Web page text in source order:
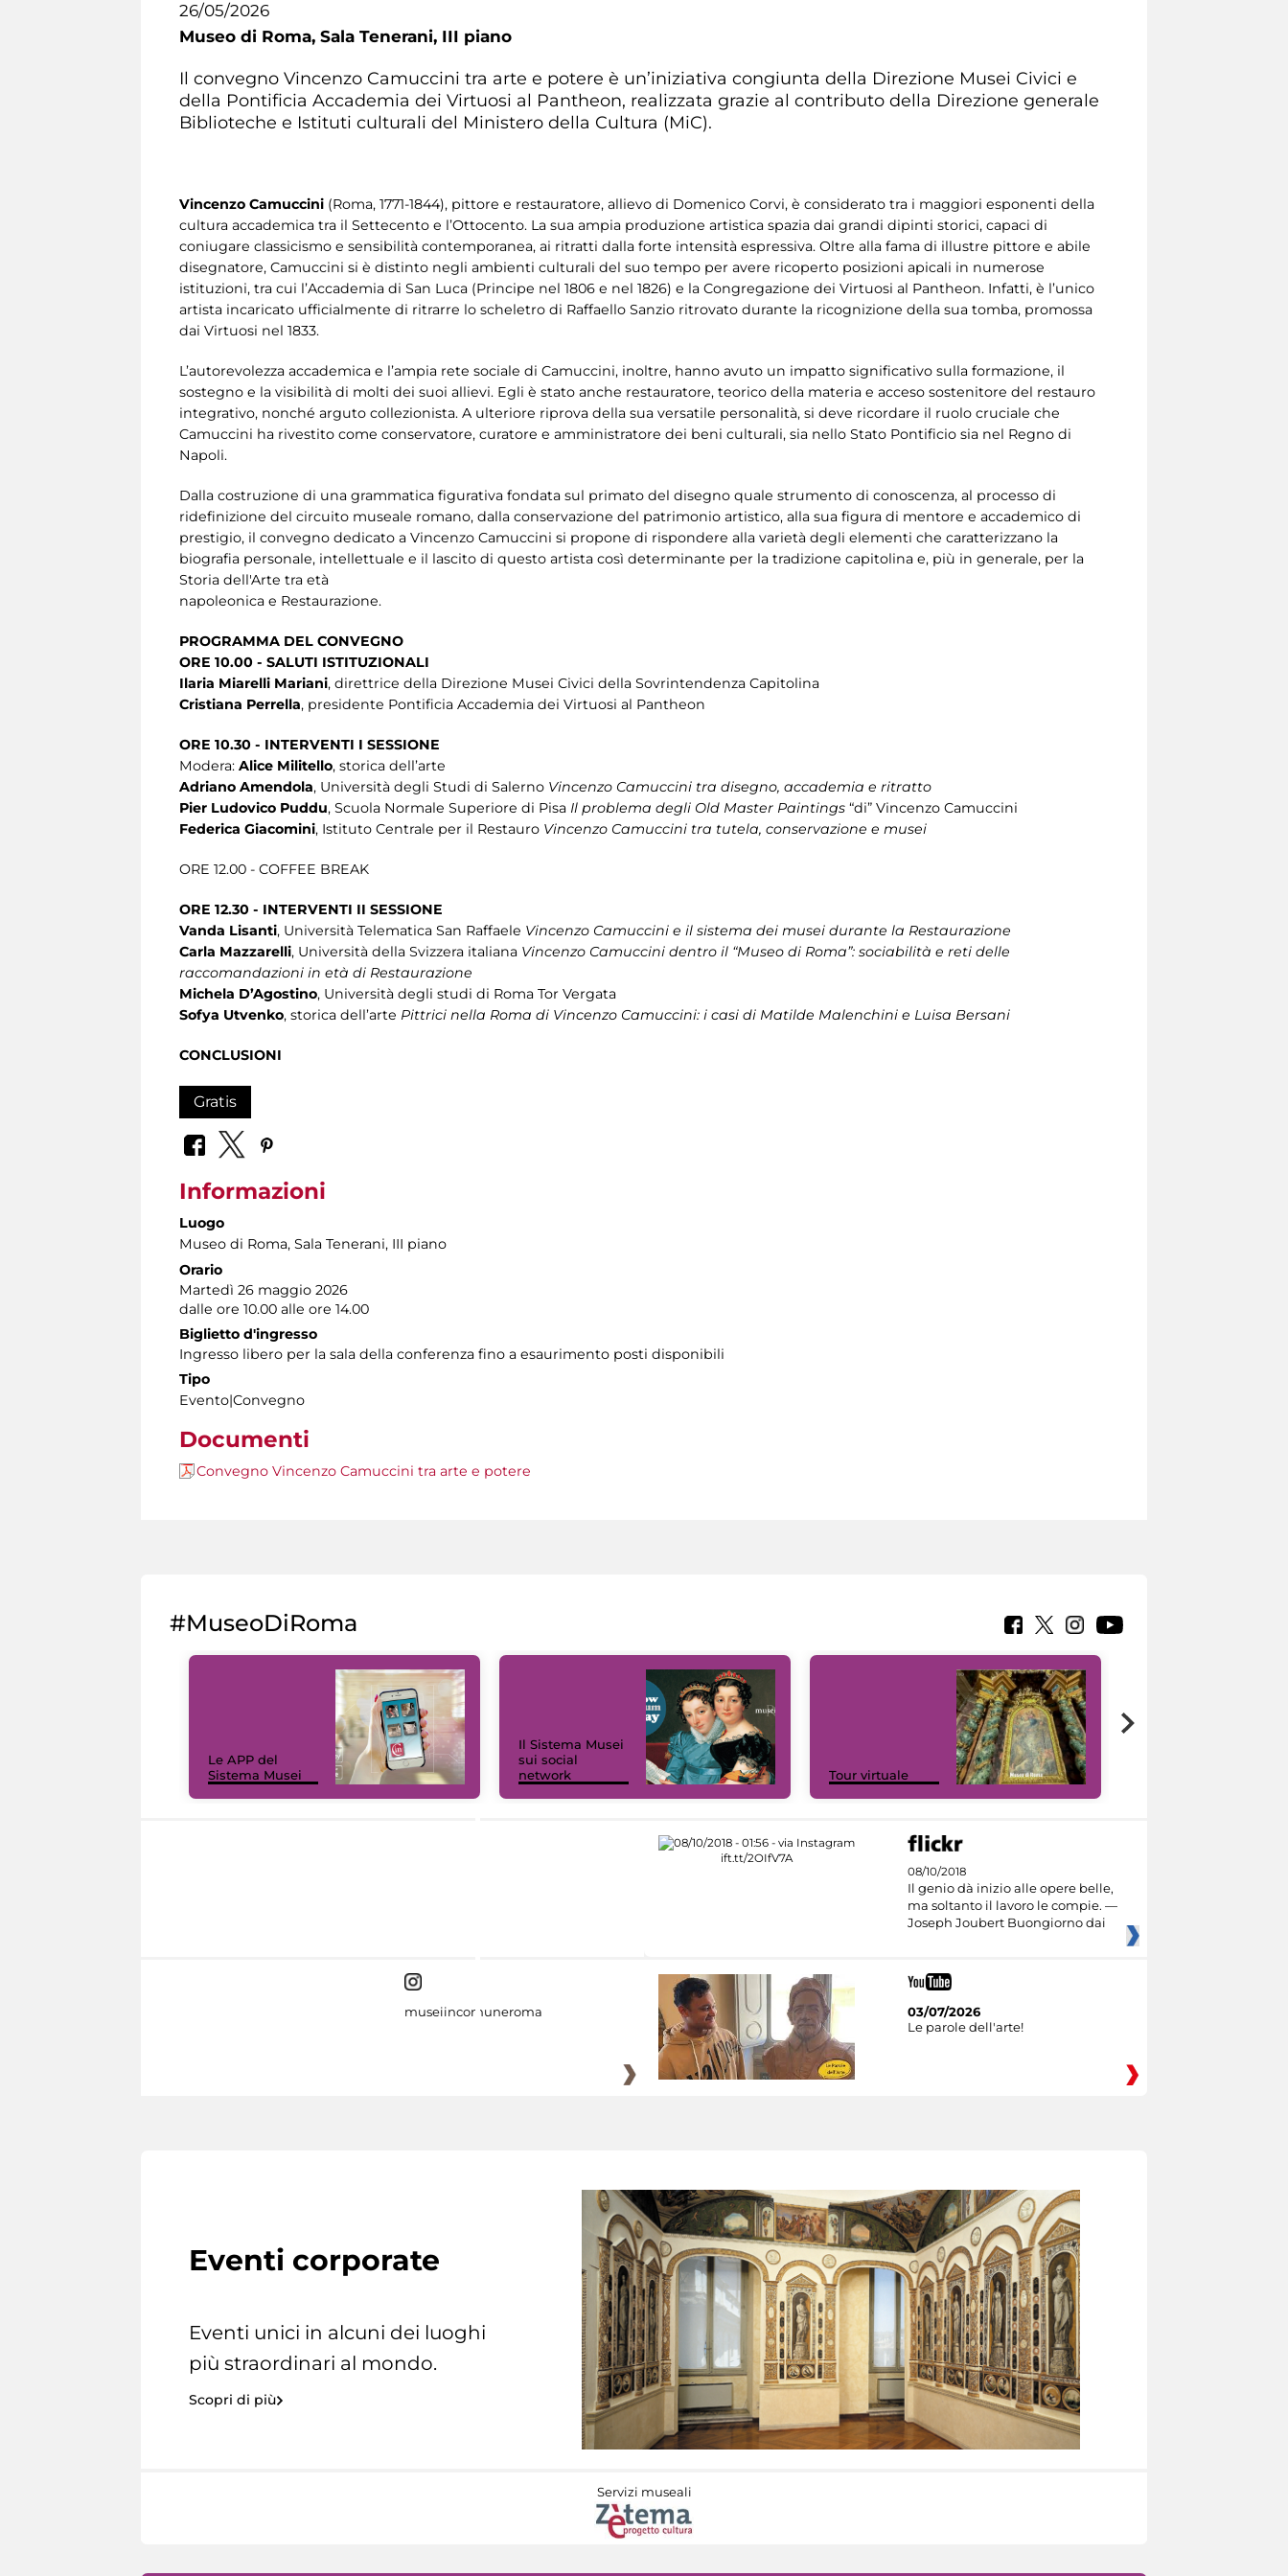
26/05/2026
Museo di Roma, Sala Tenerani, III piano
Il convegno Vincenzo Camuccini tra arte e potere è un’iniziativa congiunta della Direzione Musei Civici e
della Pontificia Accademia dei Virtuosi al Pantheon, realizzata grazie al contributo della Direzione generale
Biblioteche e Istituti culturali del Ministero della Cultura (MiC).
Vincenzo Camuccini (Roma, 1771-1844), pittore e restauratore, allievo di Domenico Corvi, è considerato tra i maggiori esponenti della
cultura accademica tra il Settecento e l’Ottocento. La sua ampia produzione artistica spazia dai grandi dipinti storici, capaci di
coniugare classicismo e sensibilità contemporanea, ai ritratti dalla forte intensità espressiva. Oltre alla fama di illustre pittore e abile
disegnatore, Camuccini si è distinto negli ambienti culturali del suo tempo per avere ricoperto posizioni apicali in numerose
istituzioni, tra cui l’Accademia di San Luca (Principe nel 1806 e nel 1826) e la Congregazione dei Virtuosi al Pantheon. Infatti, è l’unico
artista incaricato ufficialmente di ritrarre lo scheletro di Raffaello Sanzio ritrovato durante la ricognizione della sua tomba, promossa
dai Virtuosi nel 1833.
L’autorevolezza accademica e l’ampia rete sociale di Camuccini, inoltre, hanno avuto un impatto significativo sulla formazione, il
sostegno e la visibilità di molti dei suoi allievi. Egli è stato anche restauratore, teorico della materia e acceso sostenitore del restauro
integrativo, nonché arguto collezionista. A ulteriore riprova della sua versatile personalità, si deve ricordare il ruolo cruciale che
Camuccini ha rivestito come conservatore, curatore e amministratore dei beni culturali, sia nello Stato Pontificio sia nel Regno di
Napoli.
Dalla costruzione di una grammatica figurativa fondata sul primato del disegno quale strumento di conoscenza, al processo di
ridefinizione del circuito museale romano, dalla conservazione del patrimonio artistico, alla sua figura di mentore e accademico di
prestigio, il convegno dedicato a Vincenzo Camuccini si propone di rispondere alla varietà degli elementi che caratterizzano la
biografia personale, intellettuale e il lascito di questo artista così determinante per la tradizione capitolina e, più in generale, per la
Storia dell'Arte tra età
napoleonica e Restaurazione.
PROGRAMMA DEL CONVEGNO
ORE 10.00 - SALUTI ISTITUZIONALI
Ilaria Miarelli Mariani, direttrice della Direzione Musei Civici della Sovrintendenza Capitolina
Cristiana Perrella, presidente Pontificia Accademia dei Virtuosi al Pantheon
ORE 10.30 - INTERVENTI I SESSIONE
Modera: Alice Militello, storica dell’arte
Adriano Amendola, Università degli Studi di Salerno Vincenzo Camuccini tra disegno, accademia e ritratto
Pier Ludovico Puddu, Scuola Normale Superiore di Pisa Il problema degli Old Master Paintings “di” Vincenzo Camuccini
Federica Giacomini, Istituto Centrale per il Restauro Vincenzo Camuccini tra tutela, conservazione e musei
ORE 12.00 - COFFEE BREAK
ORE 12.30 - INTERVENTI II SESSIONE
Vanda Lisanti, Università Telematica San Raffaele Vincenzo Camuccini e il sistema dei musei durante la Restaurazione
Carla Mazzarelli, Università della Svizzera italiana Vincenzo Camuccini dentro il “Museo di Roma”: sociabilità e reti delle
raccomandazioni in età di Restaurazione
Michela D’Agostino, Università degli studi di Roma Tor Vergata
Sofya Utvenko, storica dell’arte Pittrici nella Roma di Vincenzo Camuccini: i casi di Matilde Malenchini e Luisa Bersani
CONCLUSIONI
Gratis
Informazioni
Luogo
Museo di Roma, Sala Tenerani, III piano
Orario
Martedì 26 maggio 2026
dalle ore 10.00 alle ore 14.00
Biglietto d'ingresso
Ingresso libero per la sala della conferenza fino a esaurimento posti disponibili
Tipo
Evento|Convegno
Documenti
Convegno Vincenzo Camuccini tra arte e potere
#MuseoDiRoma
Le APP del
Sistema Musei
Il Sistema Musei
sui social
network
Tour virtuale
08/10/2018
Il genio dà inizio alle opere belle,
ma soltanto il lavoro le compie. —
Joseph Joubert Buongiorno dai
museiincomuneroma
03/07/2026
Le parole dell'arte!
Eventi corporate
Eventi unici in alcuni dei luoghi
più straordinari al mondo.
Scopri di più
Servizi museali